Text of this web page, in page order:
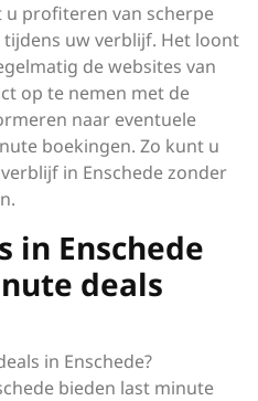
profiteren van scherpe
uw verblijf. Het loont
de websites van
op te nemen met de
naar eventuele
boekingen. Zo kunt u
in Enschede zonder
in Enschede
deals
in Enschede?
bieden last minute